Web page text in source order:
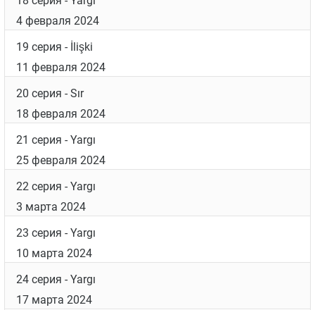
17 декабря 2023
14 серия
- Yargı
24 декабря 2023
15 серия
- Yargı
14 января 2024
16 серия
- Yargı
21 января 2024
17 серия
- Duvar
28 января 2024
18 серия
- Yargı
4 февраля 2024
19 серия
- İlişki
11 февраля 2024